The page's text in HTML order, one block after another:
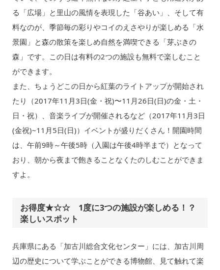
る「広場」と里山の風情を表現した「谷あい」、そして有
料なのが、季節毎の彩りやコイのえさやりが楽しめる「水
景園」と森の散策を楽しめ自然を満喫できる「芽ぶきの
森」です。この日は有料の2つの施設も無料で楽しむこと
ができます。
また、ちょうどこの日から紅葉のライトアップが開始され
たり（2017年11月3日(金・祝)〜11月26日(日)の金・土・
日・祝）、音楽ライブが開催されるなど（2017年11月3日
(金祝)~11月5日(日)）イベントが盛りだくさん！開園時間
は、午前9時～午後5時（入園は午後4時半まで）となって
おり、朝から夜まで飽きることなくたのしむことができま
すよ。
お得度★☆☆ 1度に3つの施設が楽しめる！？
楽しいスポット
兵庫県にある「加古川総合文化センター」には、加古川周
辺の歴史について学ぶことができる博物館、見て触れて楽